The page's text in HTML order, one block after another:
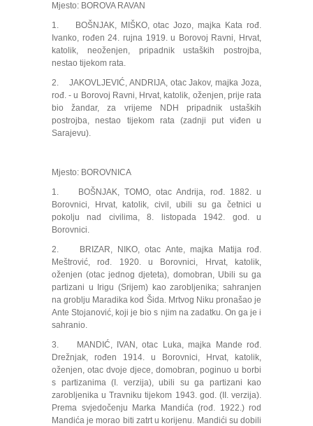
Mjesto: BOROVA RAVAN
1. BOŠNJAK, MIŠKO, otac Jozo, majka Kata rođ.
Ivanko, rođen 24. rujna 1919. u Borovoj Ravni, Hrvat,
katolik, neoženjen, pripadnik ustaških postrojba,
nestao tijekom rata.
2. JAKOVLJEVIĆ, ANDRIJA, otac Jakov, majka Joza,
rođ. - u Borovoj Ravni, Hrvat, katolik, oženjen, prije rata
bio žandar, za vrijeme NDH pripadnik ustaških
postrojba, nestao tijekom rata (zadnji put viđen u
Sarajevu).
Mjesto: BOROVNICA
1. BOŠNJAK, TOMO, otac Andrija, rođ. 1882. u
Borovnici, Hrvat, katolik, civil, ubili su ga četnici u
pokolju nad civilima, 8. listopada 1942. god. u
Borovnici.
2. BRIZAR, NIKO, otac Ante, majka Matija rođ.
Meštrović, rođ. 1920. u Borovnici, Hrvat, katolik,
oženjen (otac jednog djeteta), domobran, Ubili su ga
partizani u Irigu (Srijem) kao zarobljenika; sahranjen
na groblju Maradika kod Šida. Mrtvog Niku pronašao je
Ante Stojanović, koji je bio s njim na zadatku. On ga je i
sahranio.
3. MANDIĆ, IVAN, otac Luka, majka Mande rođ.
Drežnjak, rođen 1914. u Borovnici, Hrvat, katolik,
oženjen, otac dvoje djece, domobran, poginuo u borbi
s partizanima (I. verzija), ubili su ga partizani kao
zarobljenika u Travniku tijekom 1943. god. (II. verzija).
Prema svjedočenju Marka Mandića (rođ. 1922.) rod
Mandića je morao biti zatrt u korijenu. Mandići su dobili